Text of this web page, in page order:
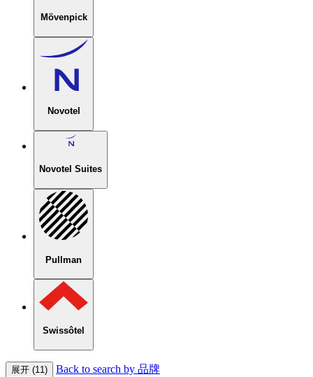
Mövenpick
Novotel
Novotel Suites
Pullman
Swissôtel
展开 (11)
Back to search by 品牌